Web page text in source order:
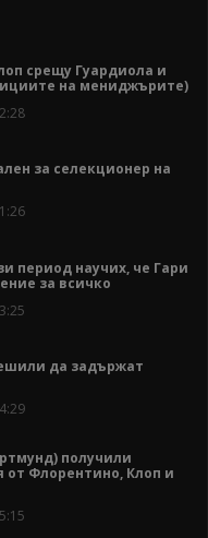
срещу Гуардиола и
на мениджърите)
за селекционер на
период научих, че Гари
за всичко
да задържат
получили
от Флорентино, Клоп и